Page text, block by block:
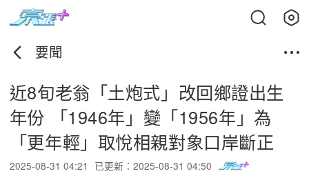
要聞
近8旬老翁「土炮式」改回鄉證出生
年份 「1946年」變「1956年」為
「更年輕」取悅相親對象口岸斷正
2025-08-31 04:21 已更新：2025-08-31 04:50